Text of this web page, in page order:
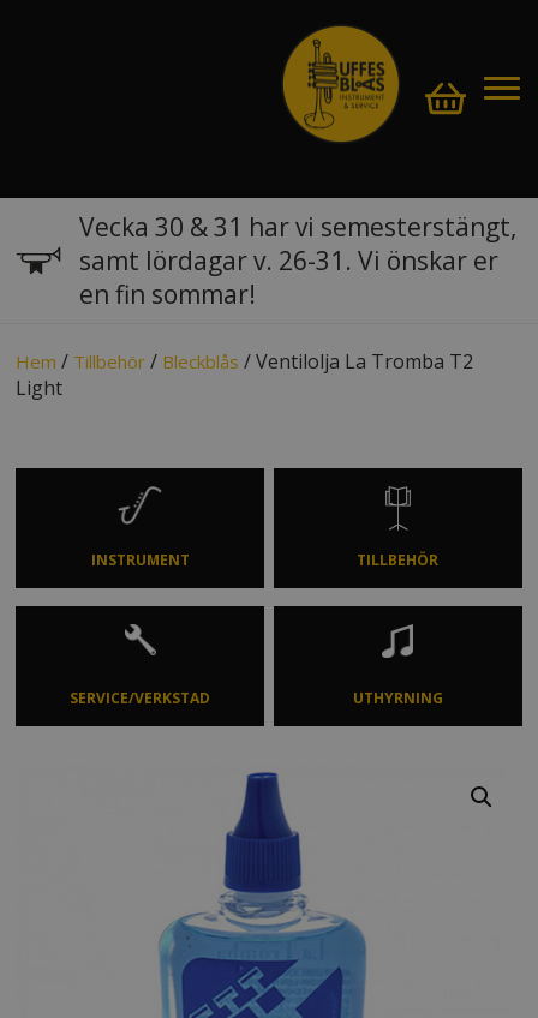
Vecka 30 & 31 har vi semesterstängt,
samt lördagar v. 26-31. Vi önskar er
en fin sommar!
Hem / Tillbehör / Bleckblås / Ventilolja La Tromba T2
Light
INSTRUMENT TILLBEHÖR
SERVICE/VERKSTAD UTHYRNING